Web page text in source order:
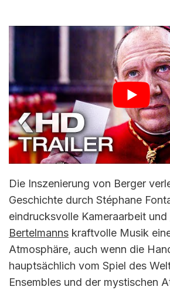
Die Inszenierung von Berger
Geschichte durch Stéphane
eindrucksvolle Kameraarbeit und
Bertelmanns kraftvolle Musik
Atmosphäre, auch wenn die
hauptsächlich vom Spiel des
Ensembles und der mystischen